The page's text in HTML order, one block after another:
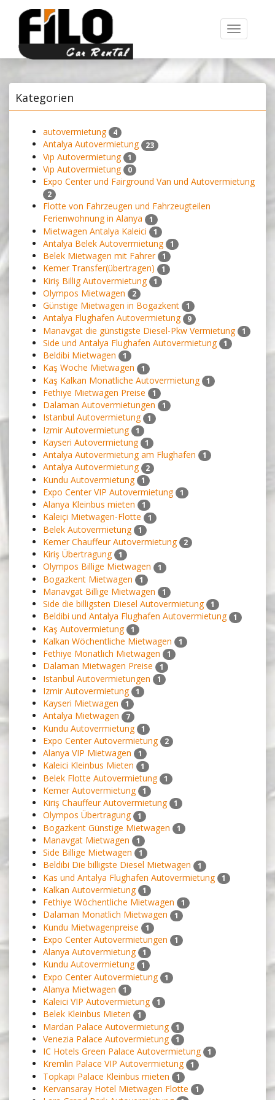
Toggle
navigation
Kategorien
autovermietung 4
Antalya Autovermietung 23
Vıp Autovermietung 1
Vıp Autovermietung 0
Expo Center und Fairground Van und Autovermietung
2
Flotte von Fahrzeugen und Fahrzeugteilen
Ferienwohnung in Alanya
1
Mietwagen Antalya Kaleici 1
Antalya Belek Autovermietung 1
Belek Mietwagen mit Fahrer 1
Kemer Transfer(übertragen) 1
Kiriş Billig Autovermietung 1
Olympos Mietwagen 2
Günstige Mietwagen in Bogazkent 1
Antalya Flughafen Autovermietung 9
Manavgat die günstigste Diesel-Pkw Vermietung 1
Side und Antalya Flughafen Autovermietung 1
Beldibi Mietwagen 1
Kaş Woche Mietwagen 1
Kaş Kalkan Monatliche Autovermietung 1
Fethiye Mietwagen Preise 1
Dalaman Autovermietungen 1
Istanbul Autovermietung 1
Izmir Autovermietung 1
Kayseri Autovermietung 1
Antalya Autovermietung am Flughafen 1
Antalya Autovermietung 2
Kundu Autovermietung 1
Expo Center VIP Autovermietung 1
Alanya Kleinbus mieten 1
Kaleiçi Mietwagen-Flotte 1
Belek Autovermietung 1
Kemer Chauffeur Autovermietung 2
Kiriş Übertragung 1
Olympos Billige Mietwagen 1
Bogazkent Mietwagen 1
Manavgat Billige Mietwagen 1
Side die billigsten Diesel Autovermietung 1
Beldibi und Antalya Flughafen Autovermietung 1
Kaş Autovermietung 1
Kalkan Wöchentliche Mietwagen 1
Fethiye Monatlich Mietwagen 1
Dalaman Mietwagen Preise 1
Istanbul Autovermietungen 1
Izmir Autovermietung 1
Kayseri Mietwagen 1
Antalya Mietwagen 7
Kundu Autovermietung 1
Expo Center Autovermietung 2
Alanya VIP Mietwagen 1
Kaleici Kleinbus Mieten 1
Belek Flotte Autovermietung 1
Kemer Autovermietung 1
Kiriş Chauffeur Autovermietung 1
Olympos Übertragung 1
Bogazkent Günstige Mietwagen 1
Manavgat Mietwagen 1
Side Billige Mietwagen 1
Beldibi Die billigste Diesel Mietwagen 1
Kas und Antalya Flughafen Autovermietung 1
Kalkan Autovermietung 1
Fethiye Wöchentliche Mietwagen 1
Dalaman Monatlich Mietwagen 1
Kundu Mietwagenpreise 1
Expo Center Autovermietungen 1
Alanya Autovermietung 1
Kundu Autovermietung 1
Expo Center Autovermietung 1
Alanya Mietwagen 1
Kaleici VIP Autovermietung 1
Belek Kleinbus Mieten 1
Mardan Palace Autovermietung 1
Venezia Palace Autovermietung 1
IC Hotels Green Palace Autovermietung 1
Kremlin Palace VIP Autovermietung 1
Topkapı Palace Kleinbus mieten 1
Kervansaray Hotel Mietwagen Flotte 1